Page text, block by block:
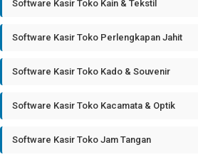
Software Kasir Toko Kain & Tekstil
Software Kasir Toko Perlengkapan Jahit
Software Kasir Toko Kado & Souvenir
Software Kasir Toko Kacamata & Optik
Software Kasir Toko Jam Tangan